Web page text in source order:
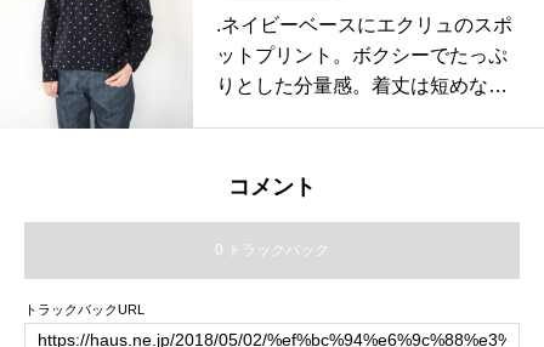
ン」が到着しています。色合いは
天然染料特有のビンテージ調。ど
ちらも肌触りの良いふわり感ある
いただけます。日々の生活をコン
いかがでしょうか◎.#kontex#mad
einjapan#今治タオル#haus #haus
_matsue #hausmatsue #松江カフ
.ネイビーベースにエクリュのスポ
ットプリント。ボクシーでたっぷ
りとした分量感。着丈は短めなの
. Ⅱあわせてこちらもどうぞ@hau
コメント
0 トラックバック
トラックバックURL